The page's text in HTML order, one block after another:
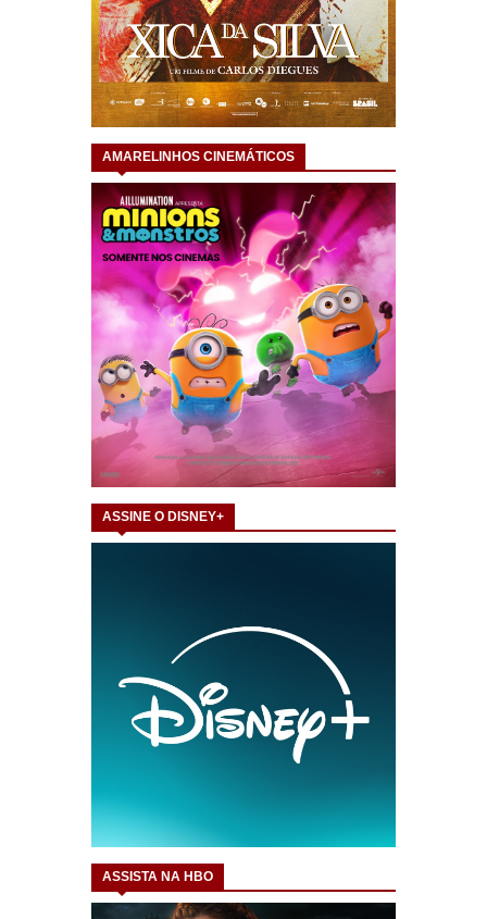
AMARELINHOS CINEMÁTICOS
ASSINE O DISNEY+
ASSISTA NA HBO